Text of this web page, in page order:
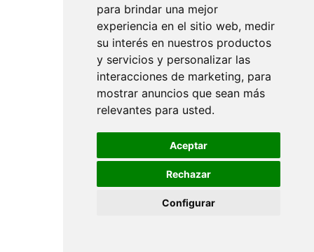
para brindar una mejor
experiencia en el sitio web, medir
su interés en nuestros productos
y servicios y personalizar las
interacciones de marketing, para
mostrar anuncios que sean más
relevantes para usted.
Aceptar
Rechazar
Configurar
Termeni și condiții
Avertisment legal
Trimiteți condiții
Politica de cookie-uri